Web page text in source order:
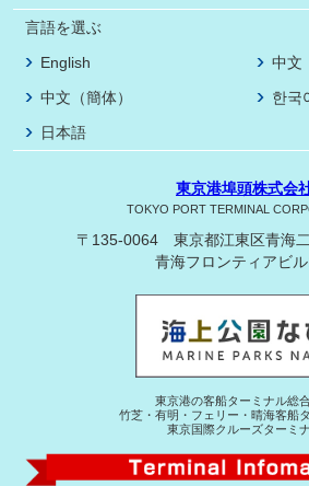
言語を選ぶ
English
中文
中文（簡体）
한국
日本語
東京港埠頭株式会
TOKYO PORT TERMINAL
〒135-0064 東京都江東区青海
青海フロンティアビ
東京港の客船ターミナル総
竹芝・有明・フェリー・晴海客船
東京国際クルーズターミ